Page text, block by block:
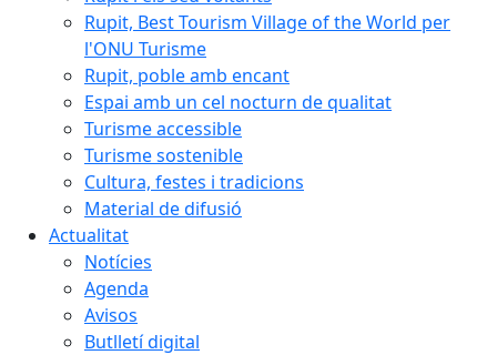
Rupit, Best Tourism Village of the World per
l'ONU Turisme
Rupit, poble amb encant
Espai amb un cel nocturn de qualitat
Turisme accessible
Turisme sostenible
Cultura, festes i tradicions
Material de difusió
Actualitat
Notícies
Agenda
Avisos
Butlletí digital